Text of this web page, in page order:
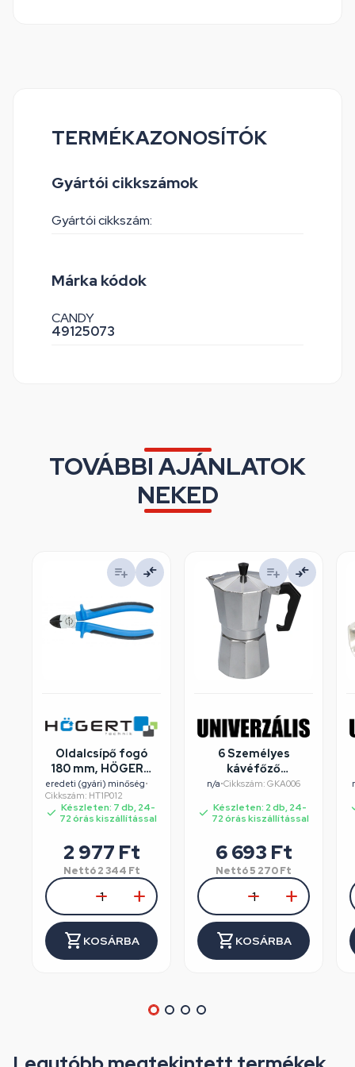
TERMÉKAZONOSÍTÓK
Gyártói cikkszámok
Gyártói cikkszám:
Márka kódok
CANDY
49125073
TOVÁBBI AJÁNLATOK
NEKED
Oldalcsípő fogó
180 mm, HÖGERT
HT1P012
eredeti (gyári) minőség•
Cikkszám: HT1P012
Készleten: 7 db, 24-
72 órás kiszállítással
2 977 Ft
Nettó 2 344 Ft
KOSÁRBA
6 Személyes
kávéfőző
alumínium dobozos
n/a•Cikkszám: GKA006
Készleten: 2 db, 24-
72 órás kiszállítással
6 693 Ft
Nettó5 270Ft
KOSÁRBA